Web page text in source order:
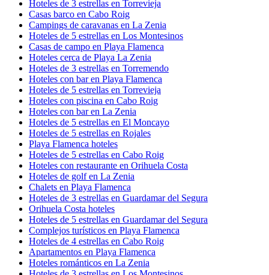
Hoteles de 3 estrellas en Torrevieja
Casas barco en Cabo Roig
Campings de caravanas en La Zenia
Hoteles de 5 estrellas en Los Montesinos
Casas de campo en Playa Flamenca
Hoteles cerca de Playa La Zenia
Hoteles de 3 estrellas en Torremendo
Hoteles con bar en Playa Flamenca
Hoteles de 5 estrellas en Torrevieja
Hoteles con piscina en Cabo Roig
Hoteles con bar en La Zenia
Hoteles de 5 estrellas en El Moncayo
Hoteles de 5 estrellas en Rojales
Playa Flamenca hoteles
Hoteles de 5 estrellas en Cabo Roig
Hoteles con restaurante en Orihuela Costa
Hoteles de golf en La Zenia
Chalets en Playa Flamenca
Hoteles de 3 estrellas en Guardamar del Segura
Orihuela Costa hoteles
Hoteles de 5 estrellas en Guardamar del Segura
Complejos turísticos en Playa Flamenca
Hoteles de 4 estrellas en Cabo Roig
Apartamentos en Playa Flamenca
Hoteles románticos en La Zenia